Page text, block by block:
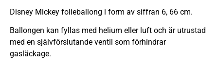
Disney Mickey folieballong i form av siffran 6, 66 cm.
Ballongen kan fyllas med helium eller luft och är utrustad
med en självförslutande ventil som förhindrar
gasläckage.